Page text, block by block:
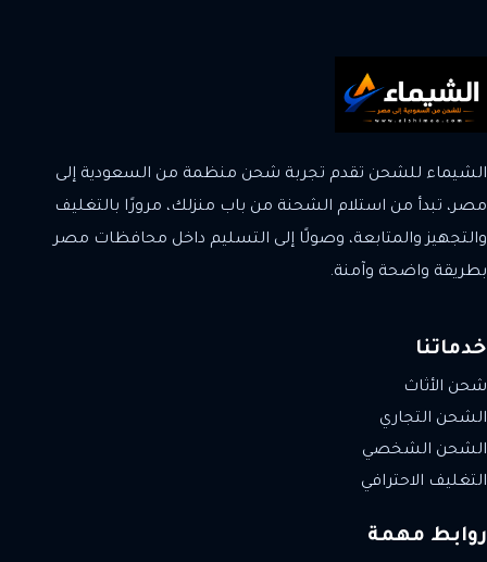
الشيماء للشحن تقدم تجربة شحن منظمة من السعودية إلى
مصر، تبدأ من استلام الشحنة من باب منزلك، مرورًا بالتغليف
والتجهيز والمتابعة، وصولًا إلى التسليم داخل محافظات مصر
بطريقة واضحة وآمنة.
خدماتنا
شحن الأثاث
الشحن التجاري
الشحن الشخصي
التغليف الاحترافي
روابط مهمة